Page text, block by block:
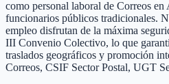
como personal laboral de Correos
funcionarios públicos tradicionales.
empleo disfrutan de la máxima
III Convenio Colectivo, lo que
traslados geográficos y promoción
Correos, CSIF Sector Postal, UGT